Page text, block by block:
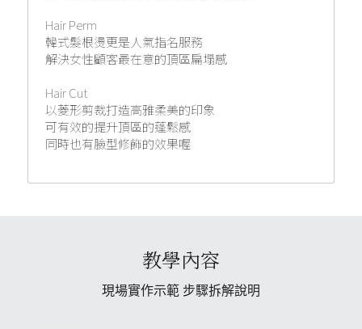
Hair Perm
韓式髮根燙更是人氣指名服務
解決女性顧客最在意的頂區扁塌感
Hair Cut
以菱形剪裁打造高雅柔美的印象
可有效的提升頂區的蓬鬆感
同時也有臉型修飾的效果喔
教學內容
現場實作示範 步驟拆解說明